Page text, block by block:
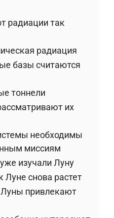
радиации так
радиация
базы считаются
тоннели
их
необходимы
миссиям
изучали Луну
Луне снова растет
привлекают